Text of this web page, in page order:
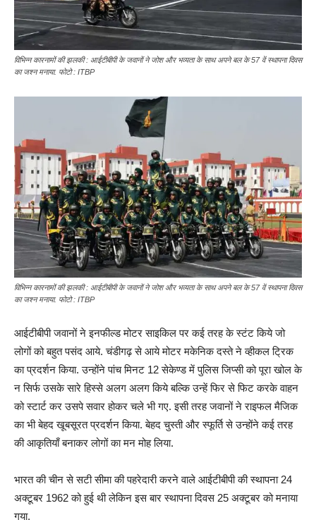
विभिन्न कारनामों की झलकी : आईटीबीपी के जवानों ने जोश और भव्यता के साथ अपने बल के 57 वें स्थापना दिवस
का जश्न मनाया. फोटो : ITBP
विभिन्न कारनामों की झलकी : आईटीबीपी के जवानों ने जोश और भव्यता के साथ अपने बल के 57 वें स्थापना दिवस
का जश्न मनाया. फोटो : ITBP
आईटीबीपी जवानों ने इनफील्ड मोटर साइकिल पर कई तरह के स्टंट किये जो
लोगों को बहुत पसंद आये. चंडीगढ़ से आये मोटर मकेनिक दस्ते ने व्हीकल ट्रिक
का प्रदर्शन किया. उन्होंने पांच मिनट 12 सेकेण्ड में पुलिस जिप्सी को पूरा खोल के
न सिर्फ उसके सारे हिस्से अलग अलग किये बल्कि उन्हें फिर से फिट करके वाहन
को स्टार्ट कर उसपे सवार होकर चले भी गए. इसी तरह जवानों ने राइफल मैजिक
का भी बेहद खूबसूरत प्रदर्शन किया. बेहद चुस्ती और स्फूर्ति से उन्होंने कई तरह
की आकृतियाँ बनाकर लोगों का मन मोह लिया.
भारत की चीन से सटी सीमा की पहरेदारी करने वाले आईटीबीपी की स्थापना 24
अक्टूबर 1962 को हुई थी लेकिन इस बार स्थापना दिवस 25 अक्टूबर को मनाया
गया.